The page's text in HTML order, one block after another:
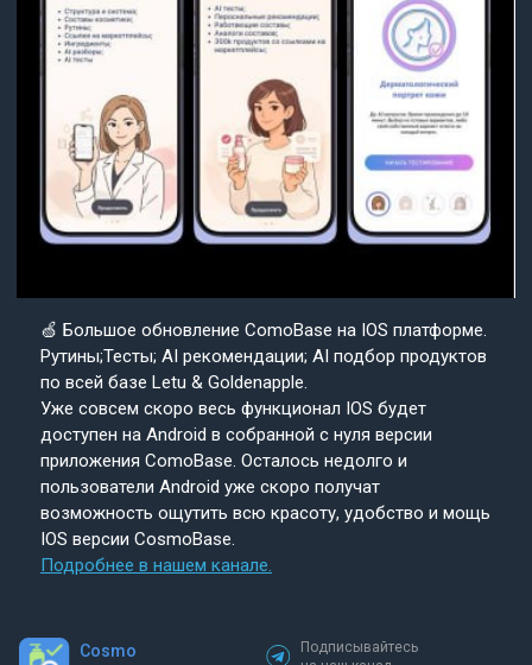
🍏 Большое обновление ComoBase на IOS платформе.
Рутины;Тесты; AI рекомендации; AI подбор продуктов
по всей базе Letu & Goldenapple.
Уже совсем скоро весь функционал IOS будет
доступен на Android в собранной с нуля версии
приложения ComoBase. Осталось недолго и
пользователи Android уже скоро получат
возможность ощутить всю красоту, удобство и мощь
IOS версии CosmoBase.
Подробнее в нашем канале.
Cosmo
Подписывайтесь